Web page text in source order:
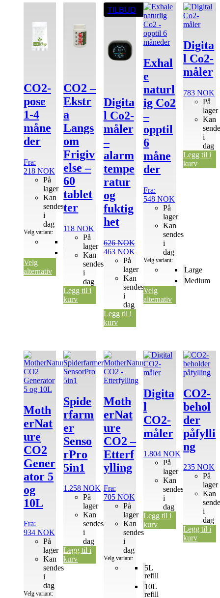
CO2-
pose
1-4
måne
der
Fra:
218 NOK
Large
Medium
På
lager
Kan
sendes
i
dag
Velg variant:
Velg
alternativ
har
flere
varianter.
Alternativene
produktsiden CO2 –
Ekstr
a
Langs
om
Frigiv
else –
60
tablet
ter
118NOK
På
lager
Kan
sendes
i
dag
Legg til i
kurv
TILBUD
Digita
l Co2-
måler
–
alarm
tempe
ratur
og
fuktig
het
626NOK
Opprinnelig
var:
626 NOK.
463 NOKNåværende
pris
er:
463 NOK.
På
lager
Kan
sendes
i
dag
Legg til i
kurv
Exhal
e
naturl
ig Co2
–
opptil
6
måne
der
Fra:
548 NOK
Large
Medium
På
lager
Kan
sendes
i
dag
Velg variant:
Velg
alternativ
Dette
produktet
har
flere
varianter.
Alternativene
kan
velges
på
produktsiden
Digita
l Co2-
måler
783NOK
På
lager
Kan
i
dag
Legg til i
kurv
Moth
erNat
ure
CO2
Gener
ator 5
og
10L
Fra:
934 NOK
På
lager
Kan
sendes
i
dag
Velg variant:
Dette
produktet
har
flere
varianter.
Alternativene
kan
velges
på
produktsiden
Spide
rfarm
er
Senso
rPro
5in1
1.258NOK
På
lager
Kan
sendes
i
dag
Legg til i
kurv
Moth
erNat
ure
CO2 –
Etterf
ylling
Fra:
705 NOK
5L
refill
10L
refill
På
lager
Kan
sendes
i
dag
Velg variant:
Dette
produktet
har
flere
Alternativene
kan
velges
på
produktsiden
Digita
l
CO2-
måler
1.804 NOK
På
lager
Kan
sendes
i
dag
Legg til i
kurv
CO2-
behol
der
påfylli
ng
235NOK
På
lager
Kan
i
dag
Legg til i
kurv